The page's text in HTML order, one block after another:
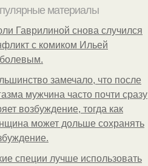
материалы
Гаврилиной снова случился
с комиком Ильей
замечало, что после
мужчина часто почти сразу
возбуждение, тогда как
может дольше сохранять
специи лучше использовать